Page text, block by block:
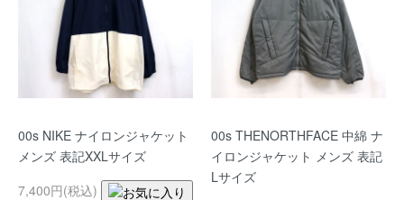
00s NIKE ナイロンジャケット
メンズ 表記XXLサイズ
7,400円(税込)
00s THENORTHFACE 中綿 ナ
イロンジャケット メンズ 表記
Lサイズ